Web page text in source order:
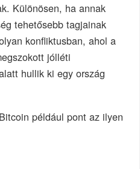
Különösen, ha annak
tehetősebb tagjainak
konfliktusban, ahol a
jólléti
hullik ki egy ország
például pont az ilyen